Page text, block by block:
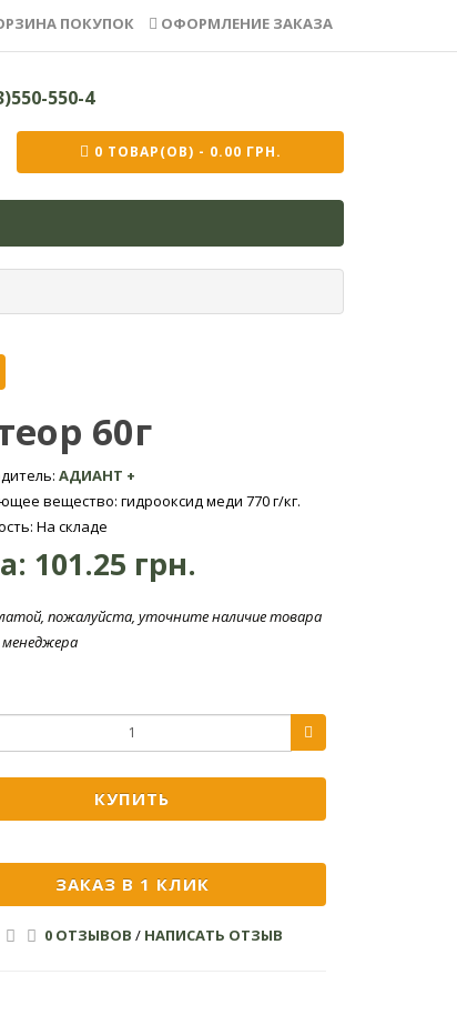
ПОКУПОК ОФОРМЛЕНИЕ ЗАКАЗА
550-4
0 ТОВАР(ОВ) - 0.00 ГРН.
60г
АДИАНТ +
вещество: гидрооксид меди 770 г/кг.
На складе
101.25 грн.
пожалуйста, уточните наличие товара
КУПИТЬ
ЗАКАЗ В 1 КЛИК
0 ОТЗЫВОВ / НАПИСАТЬ ОТЗЫВ